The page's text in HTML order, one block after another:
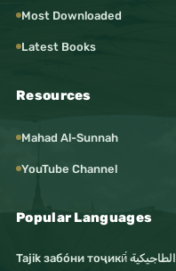
Most Downloaded
Latest Books
Resources
Mahad Al-Sunnah
YouTube Channel
Popular Languages
Tajik забо́ни тоҷикӣ́ الطاجيكية